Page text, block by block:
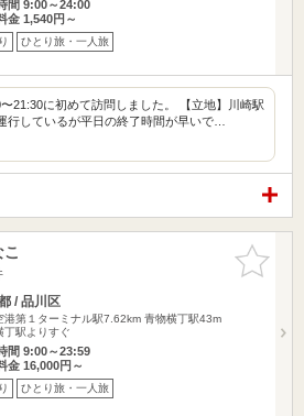
間 9:00～24:00
金 1,540円～
ひとり旅・一人旅
21:30に初めて訪問しました。 【立地】川崎駅
行しているが平日の終了時間が早いで…
お気に入
りに追加
/ 品川区
港第１ターミナル駅7.62km 青物横丁駅43m
丁駅よりすぐ
間 9:00～23:59
金 16,000円～
ひとり旅・一人旅